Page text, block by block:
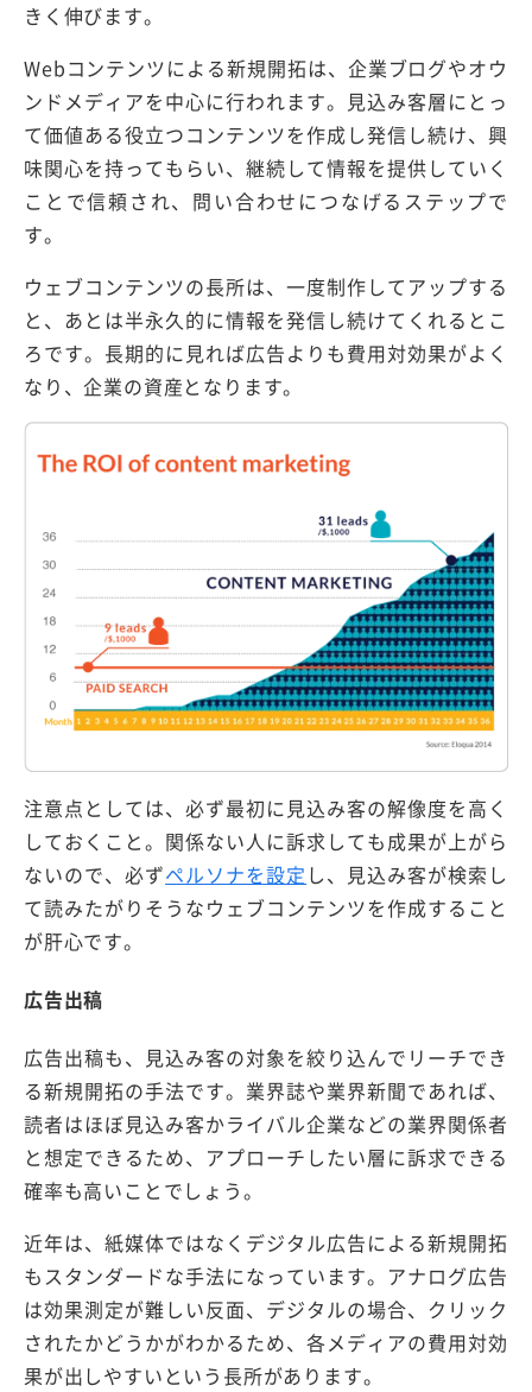
きく伸びます。
Webコンテンツによる新規開拓は、企業ブログやオウ
ンドメディアを中心に行われます。見込み客層にとっ
て価値ある役立つコンテンツを作成し発信し続け、興
味関心を持ってもらい、継続して情報を提供していく
ことで信頼され、問い合わせにつなげるステップで
す。
ウェブコンテンツの長所は、一度制作してアップする
と、あとは半永久的に情報を発信し続けてくれるとこ
ろです。長期的に見れば広告よりも費用対効果がよく
なり、企業の資産となります。
注意点としては、必ず最初に見込み客の解像度を高く
しておくこと。関係ない人に訴求しても成果が上がら
ないので、必ずペルソナを設定 し、見込み客が検索し
て読みたがりそうなウェブコンテンツを作成すること
が肝心です。
広告出稿
広告出稿も、見込み客の対象を絞り込んでリーチでき
る新規開拓の手法です。業界誌や業界新聞であれば、
読者はほぼ見込み客かライバル企業などの業界関係者
と想定できるため、アプローチしたい層に訴求できる
確率も高いことでしょう。
近年は、紙媒体ではなくデジタル広告による新規開拓
もスタンダードな手法になっています。アナログ広告
は効果測定が難しい反面、デジタルの場合、クリック
されたかどうかがわかるため、各メディアの費用対効
果が出しやすいという長所があります。